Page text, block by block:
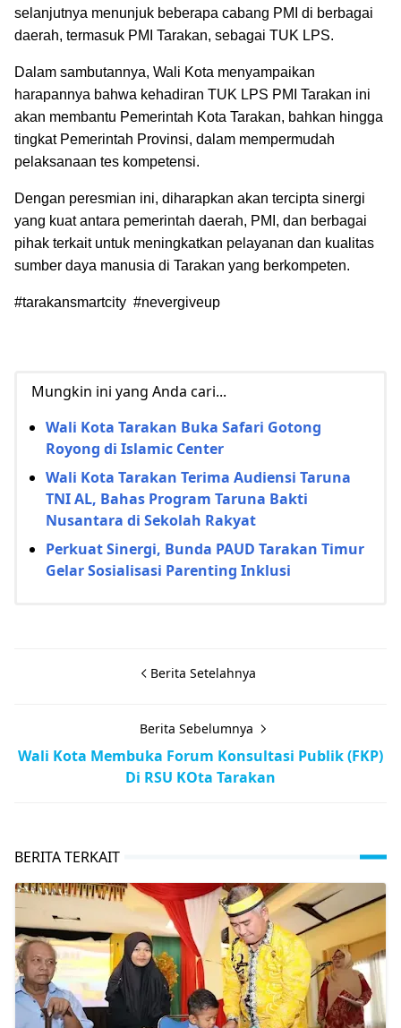
selanjutnya menunjuk beberapa cabang PMI di berbagai
daerah, termasuk PMI Tarakan, sebagai TUK LPS.
Dalam sambutannya, Wali Kota menyampaikan
harapannya bahwa kehadiran TUK LPS PMI Tarakan ini
akan membantu Pemerintah Kota Tarakan, bahkan hingga
tingkat Pemerintah Provinsi, dalam mempermudah
pelaksanaan tes kompetensi.
Dengan peresmian ini, diharapkan akan tercipta sinergi
yang kuat antara pemerintah daerah, PMI, dan berbagai
pihak terkait untuk meningkatkan pelayanan dan kualitas
sumber daya manusia di Tarakan yang berkompeten.
#tarakansmartcity #nevergiveup
Mungkin ini yang Anda cari...
Wali Kota Tarakan Buka Safari Gotong
Royong di Islamic Center
Wali Kota Tarakan Terima Audiensi Taruna
TNI AL, Bahas Program Taruna Bakti
Nusantara di Sekolah Rakyat
Perkuat Sinergi, Bunda PAUD Tarakan Timur
Gelar Sosialisasi Parenting Inklusi
Berita Setelahnya
Berita Sebelumnya
Wali Kota Membuka Forum Konsultasi Publik (FKP)
Di RSU KOta Tarakan
BERITA TERKAIT